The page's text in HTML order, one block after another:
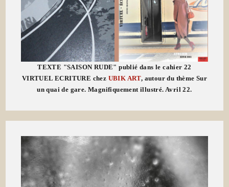
TEXTE "SAISON RUDE" publié dans le cahier 22
VIRTUEL ECRITURE chez UBIK ART, autour du thème Sur
un quai de gare. Magnifiquement illustré. Avril 22.